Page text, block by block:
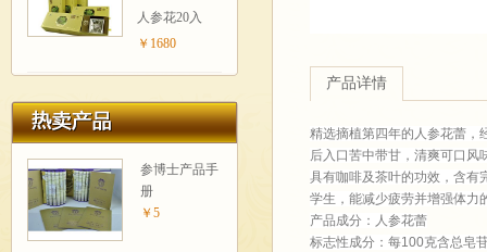
人参花20入
￥1680
参博士产品手
册
￥5
产品详情
精选摘植第四年的人参花蕾，
后入口苦中带甘，清爽可口风
具有咖啡及茶叶的功效，含有
学生，能减少疲劳并增强体力
产品成分：人参花蕾
标志性成分：每100克含总皂